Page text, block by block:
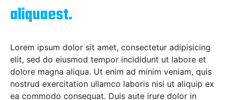
aliquaest.
Lorem ipsum dolor sit amet, consectetur adipisicing
elit, sed do eiusmod tempor incididunt ut labore et
dolore magna aliqua. Ut enim ad minim veniam, quis
nostrud exercitation ullamco laboris nisi ut aliquip ex
ea commodo consequat. Duis aute irure dolor in